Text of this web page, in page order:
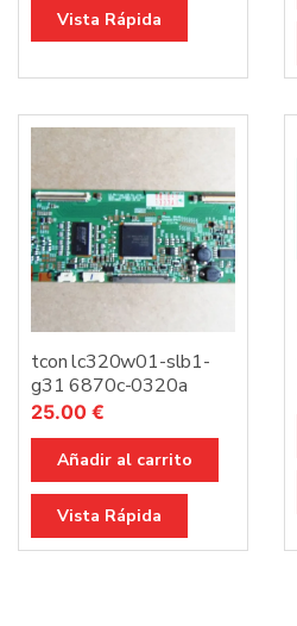
Vista Rápida
tcon lc320w01-slb1-
g31 6870c-0320a
25.00 €
Añadir al carrito
Vista Rápida